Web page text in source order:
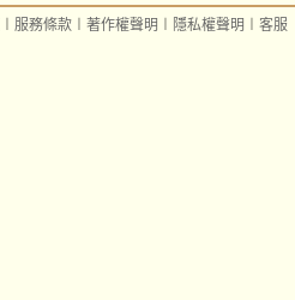
服務條款 著作權聲明 隱私權聲明 客服